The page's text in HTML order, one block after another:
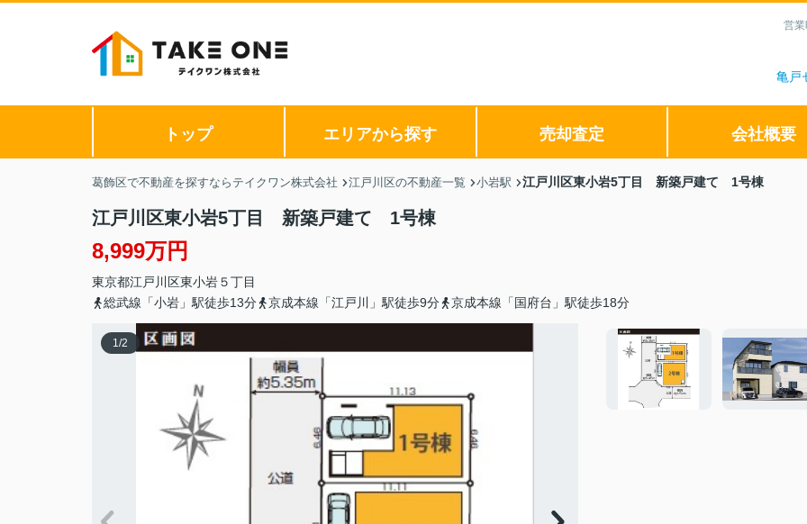
営
亀戸
トップ エリアから探す 売却査定 会社概要
葛飾区で不動産を探すならテイクワン株式会社 江戸川区の不動産一覧 小岩駅 江戸川区東小岩5丁目 新築戸建て 1号棟
江戸川区東小岩5丁目 新築戸建て 1号棟
8,999万円
東京都江戸川区東小岩５丁目
総武線「小岩」駅徒歩13分
京成本線「江戸川」駅徒歩9分 京成本線「国府台」駅徒歩18分
1/2